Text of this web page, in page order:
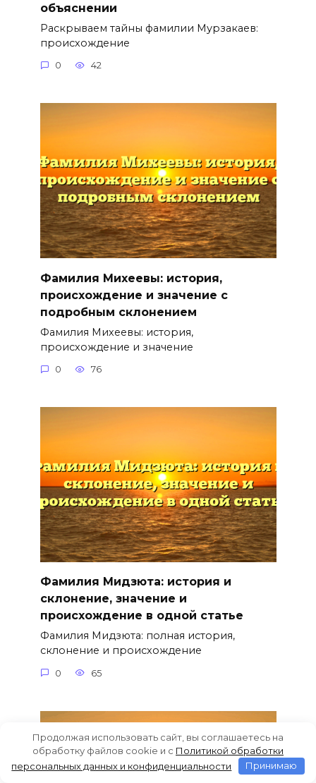
объяснении
Раскрываем тайны фамилии Мурзакаев:
происхождение
0 42
Фамилия Михеевы: история,
происхождение и значение с
подробным склонением
Фамилия Михеевы: история,
происхождение и значение
0 76
Фамилия Мидзюта: история и
склонение, значение и
происхождение в одной статье
Фамилия Мидзюта: полная история,
склонение и происхождение
0 65
Продолжая использовать сайт, вы соглашаетесь на
обработку файлов cookie и c Политикой обработки
персональных данных и конфиденциальности
Принимаю